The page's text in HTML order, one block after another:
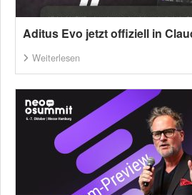
Aditus Evo jetzt offiziell in
Weiterlesen